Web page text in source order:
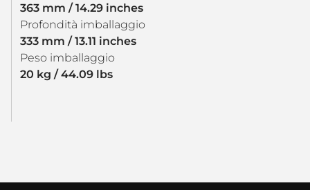
363 mm / 14.29 inches
Profondità imballaggio
333 mm / 13.11 inches
Peso imballaggio
20 kg / 44.09 lbs